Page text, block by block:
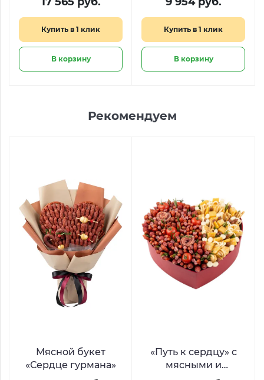
свежими ягодами
«Шоколадная вуаль»
Купить в 1 клик
В корзину
нежности»
Купить в 1 клик
В корзину
Рекомендуем
Мясной букет
«Сердце гурмана»
«Путь к сердцу» с
мясными и